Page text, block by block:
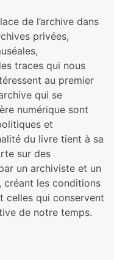
de l’archive dans
privées,
traces qui nous
au premier
qui se
numérique sont
et
du livre tient à sa
sur des
un archiviste et un
créant les conditions
celles qui conservent
de notre temps.